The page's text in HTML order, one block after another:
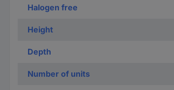
Halogen free
Height
Depth
Number of units